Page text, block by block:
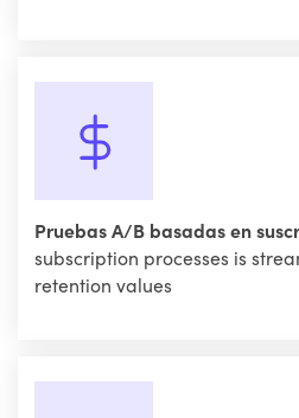
Pruebas A/B basadas en
subscription processes is
retention values